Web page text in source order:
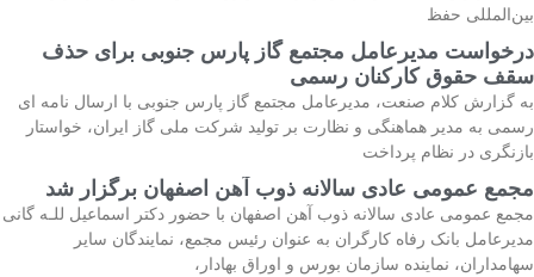
بین‌المللی حفظ
درخواست مدیرعامل مجتمع گاز پارس جنوبی برای حذف
سقف حقوق کارکنان رسمی
به گزارش کلام صنعت، مدیرعامل مجتمع گاز پارس جنوبی با ارسال نامه ای
رسمی به مدیر هماهنگی و نظارت بر تولید شرکت ملی گاز ایران، خواستار
بازنگری در نظام پرداخت
مجمع عمومی عادی سالانه ذوب آهن اصفهان برگزار شد
مجمع عمومی عادی سالانه ذوب آهن اصفهان با حضور دکتر اسماعیل للـه گانی
مدیرعامل بانک رفاه کارگران به عنوان رئیس مجمع، نمایندگان سایر
سهامداران، نماینده سازمان بورس و اوراق بهادار،